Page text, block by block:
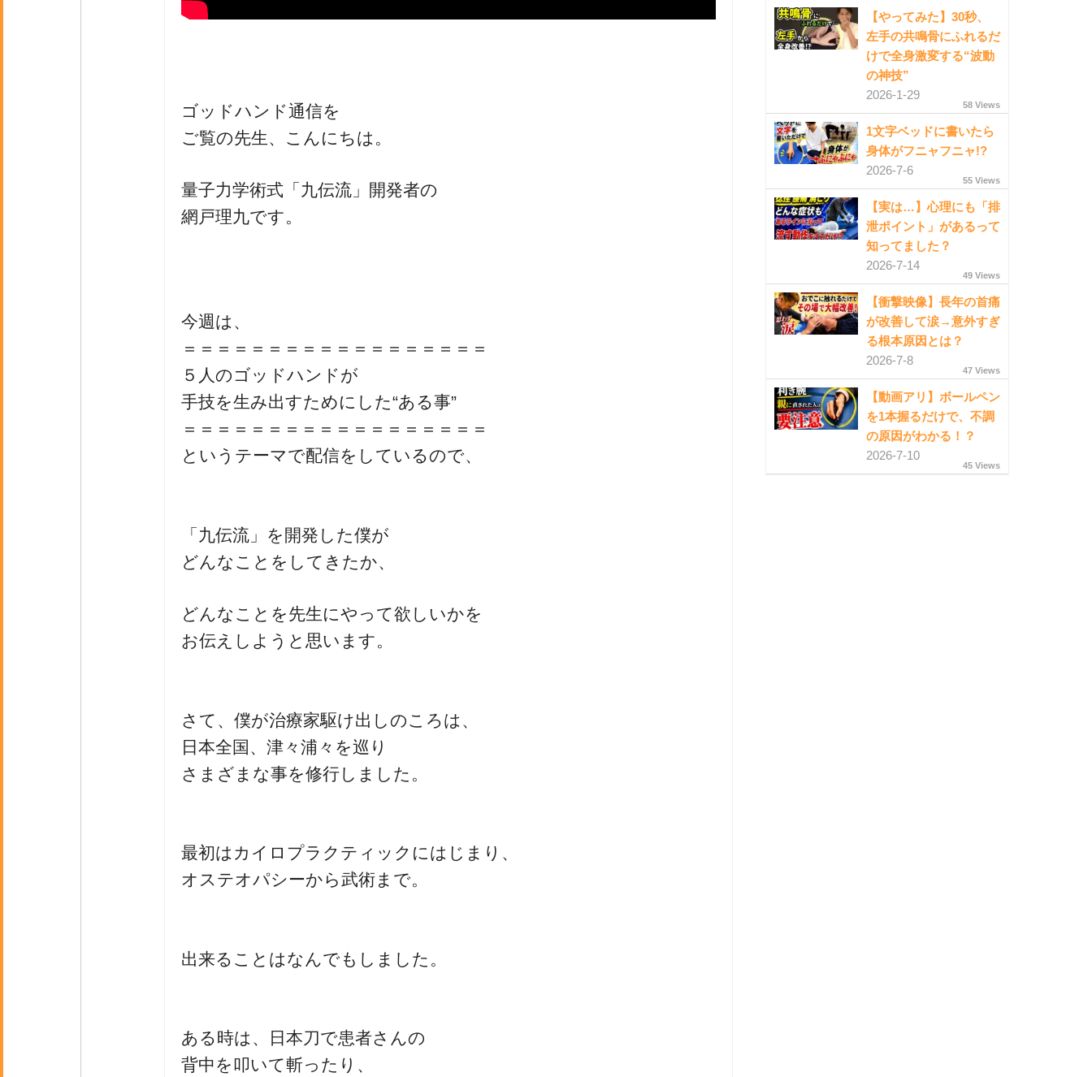
無料映像＆ご案内ページ
首・肩テクニック
ゴッドハンド通信を
ご覧の先生、こんにちは。
量子力学術式「九伝流」開発者の
網戸理九です。
今週は、
＝＝＝＝＝＝＝＝＝＝＝＝＝＝＝＝＝＝
５人のゴッドハンドが
手技を生み出すためにした“ある事”
＝＝＝＝＝＝＝＝＝＝＝＝＝＝＝＝＝＝
というテーマで配信をしているので、
「九伝流」を開発した僕が
どんなことをしてきたか、
どんなことを先生にやって欲しいかを
お伝えしようと思います。
さて、僕が治療家駆け出しのころは、
日本全国、津々浦々を巡り
さまざまな事を修行しました。
最初はカイロプラクティックにはじまり、
オステオパシーから武術まで。
出来ることはなんでもしました。
ある時は、日本刀で患者さんの
背中を叩いて斬ったり、
【やってみた】30秒、
左手の共鳴骨にふれるだ
けで全身激変する“波動
の神技”
2026-1-29
58 Views
1文字ベッドに書いたら
身体がフニャフニャ!?
2026-7-6
55 Views
【実は…】心理にも「排
泄ポイント」があるって
知ってました？
2026-7-14
49 Views
【衝撃映像】長年の首痛
が改善して涙→意外すぎ
る根本原因とは？
2026-7-8
47 Views
【動画アリ】ボールペン
を1本握るだけで、不調
の原因がわかる！？
2026-7-10
45 Views